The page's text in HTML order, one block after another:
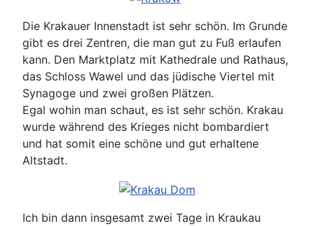
Die Krakauer Innenstadt ist sehr schön. Im Grunde
gibt es drei Zentren, die man gut zu Fuß erlaufen
kann. Den Marktplatz mit Kathedrale und Rathaus,
das Schloss Wawel und das jüdische Viertel mit
Synagoge und zwei großen Plätzen.
Egal wohin man schaut, es ist sehr schön. Krakau
wurde während des Krieges nicht bombardiert
und hat somit eine schöne und gut erhaltene
Altstadt.
Ich bin dann insgesamt zwei Tage in Kraukau